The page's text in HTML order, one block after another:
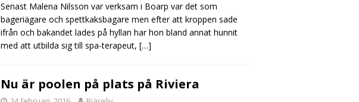
Senast Malena Nilsson var verksam i Boarp var det som
bageriägare och spettkaksbagare men efter att kroppen sade
ifrån och bakandet lades på hyllan har hon bland annat hunnit
med att utbilda sig till spa-terapeut, […]
Nu är poolen på plats på Riviera